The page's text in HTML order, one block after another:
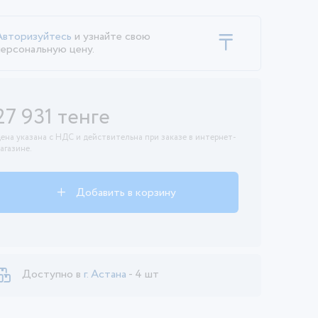
и узнайте свою
цену.
931 тенге
указана с НДС и действительна при заказе в интернет-
Добавить в корзину
Доступно в г. Астана - 4 шт